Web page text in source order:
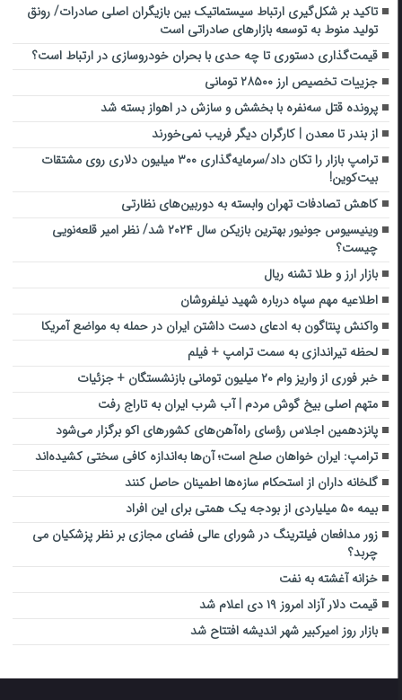
تاکید بر شکل‌گیری ارتباط سیستماتیک بین بازیگران اصلی صادرات/ رونق
تولید منوط به توسعه بازارهای صادراتی است
قیمت‌گذاری دستوری تا چه حدی با بحران خودروسازی در ارتباط است؟
جزییات تخصیص ارز ۲۸۵۰۰ تومانی
پرونده قتل سه‌نفره با بخشش و سازش در اهواز بسته شد
از بندر تا معدن | کارگران دیگر فریب نمی‌خورند
ترامپ بازار را تکان داد/سرمایه‌گذاری ۳۰۰ میلیون دلاری روی مشتقات
بیت‌کوین!
کاهش تصادفات تهران وابسته به دوربین‌های نظارتی
وینیسیوس جونیور بهترین بازیکن سال ۲۰۲۴ شد/ نظر امیر قلعه‌نویی
چیست؟
بازار ارز و طلا تشنه ریال
اطلاعیه مهم سپاه درباره شهید نیلفروشان
واکنش پنتاگون به ادعای دست داشتن ایران در حمله به مواضع آمریکا
لحظه تیراندازی به سمت ترامپ + فیلم
خبر فوری از واریز وام ۲۰ میلیون تومانی بازنشستگان + جزئیات
متهم اصلی بیخ گوش مردم | آب شرب ایران به تاراج رفت
پانزدهمین اجلاس رؤسای راه‌آهن‌های کشورهای اکو برگزار می‌شود
ترامپ: ایران خواهان صلح است؛ آن‌ها به‌اندازه کافی سختی کشیده‌اند
گلخانه داران از استحکام سازه‌ها اطمینان حاصل کنند
بیمه ۵۰ میلیاردی از بودجه یک همتی برای این افراد
زور مدافعان فیلترینگ در شورای عالی فضای مجازی بر نظر پزشکیان می
چربد؟
خزانه آغشته به نفت
قیمت دلار آزاد امروز ۱۹ دی اعلام شد
بازار روز امیرکبیر شهر اندیشه افتتاح شد